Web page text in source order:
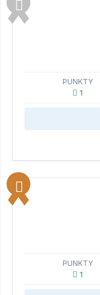
PUNKTY
1
PUNKTY
1